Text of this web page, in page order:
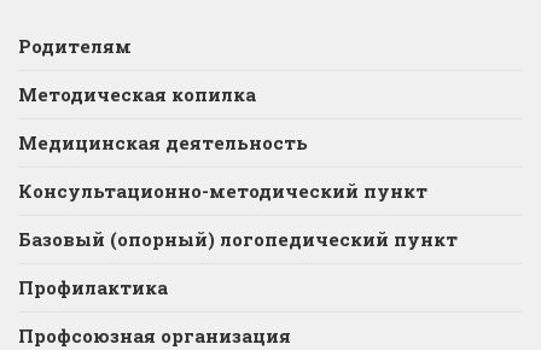
Родителям
Методическая копилка
Медицинская деятельность
Консультационно-методический пункт
Базовый (опорный) логопедический пункт
Профилактика
Профсоюзная организация